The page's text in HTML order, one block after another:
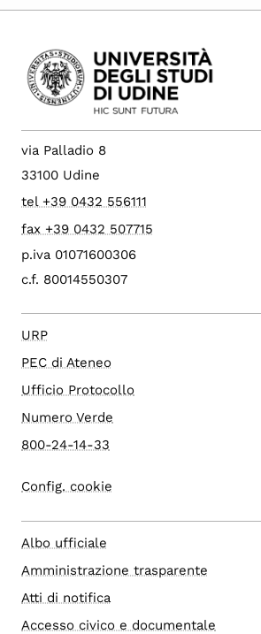
via Palladio 8
33100 Udine
tel +39 0432 556111
fax +39 0432 507715
p.iva 01071600306
c.f. 80014550307
URP
PEC di Ateneo
Ufficio Protocollo
Numero Verde
800-24-14-33
Config. cookie
Albo ufficiale
Amministrazione trasparente
Atti di notifica
Accesso civico e documentale